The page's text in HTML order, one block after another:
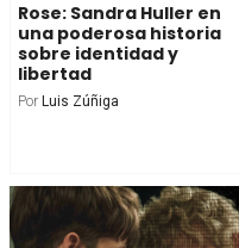
Rose: Sandra Huller en
una poderosa historia
sobre identidad y
libertad
Por Luis Zúñiga